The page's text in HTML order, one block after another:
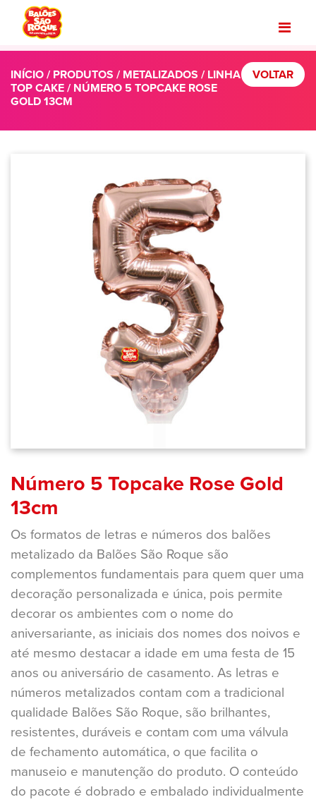
INÍCIO/PRODUTOS / METALIZADOS / LINHA
TOP CAKE/ NÚMERO 5 TOPCAKE ROSE
GOLD 13CM
VOLTAR
Número 5 Topcake Rose Gold
13cm
Os formatos de letras e números dos balões
metalizado da Balões São Roque são
complementos fundamentais para quem quer uma
decoração personalizada e única, pois permite
decorar os ambientes com o nome do
aniversariante, as iniciais dos nomes dos noivos e
até mesmo destacar a idade em uma festa de 15
anos ou aniversário de casamento. As letras e
números metalizados contam com a tradicional
qualidade Balões São Roque, são brilhantes,
resistentes, duráveis e contam com uma válvula
de fechamento automática, o que facilita o
manuseio e manutenção do produto. O conteúdo
do pacote é dobrado e embalado individualmente